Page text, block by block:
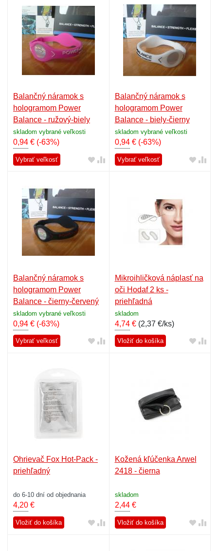
Balančný náramok s
hologramom Power
Balance - ružový-biely
skladom vybrané veľkosti
0,94 € (-63%)
Vybrať veľkosť
Balančný náramok s
hologramom Power
Balance - biely-čierny
skladom vybrané veľkosti
0,94€ (-63%)
Vybrať veľkosť
Balančný náramok s
hologramom Power
Balance - čierny-červený
skladom vybrané veľkosti
0,94 € (-63%)
Vybrať veľkosť
Mikroihličková náplasť na
oči Hodaf 2 ks -
priehľadná
skladom
4,74€(2,37 €/ks)
Vložiť do košíka
Ohrievač Fox Hot-Pack -
priehľadný
do 6-10 dní od objednania
4,20 €
Vložiť do košíka
Kožená kľúčenka Arwel
2418 - čierna
skladom
2,44€
Vložiť do košíka